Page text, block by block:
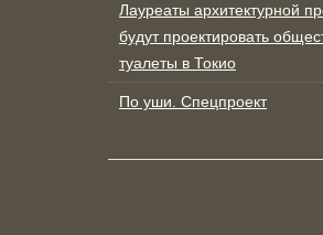
Лауреаты архитектурной
будут проектировать
туалеты в Токио
По уши. Спецпроект